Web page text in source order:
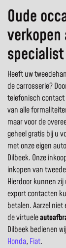
Oude
Heeft uw
de carrosserie?
telefonisch contact
van alle
maar voor de
geheel gratis bij u
met onze eigen
Dilbeek. Onze
inkopen van
Hierdoor kunnen
export contacten
betalen. Aarzel
de virtuele
Dilbeek bedienen
Honda, Fiat.